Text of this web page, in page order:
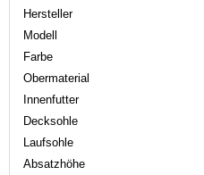
Hersteller
Modell
Farbe
Obermaterial
Innenfutter
Decksohle
Laufsohle
Absatzhöhe